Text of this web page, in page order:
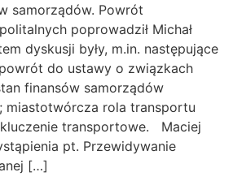
samorządów. Powrót
poprowadził Michał
dyskusji były, m.in. następujące
do ustawy o związkach
finansów samorządów
miastotwórcza rola transportu
transportowe. Maciej
pt. Przewidywanie
[…]